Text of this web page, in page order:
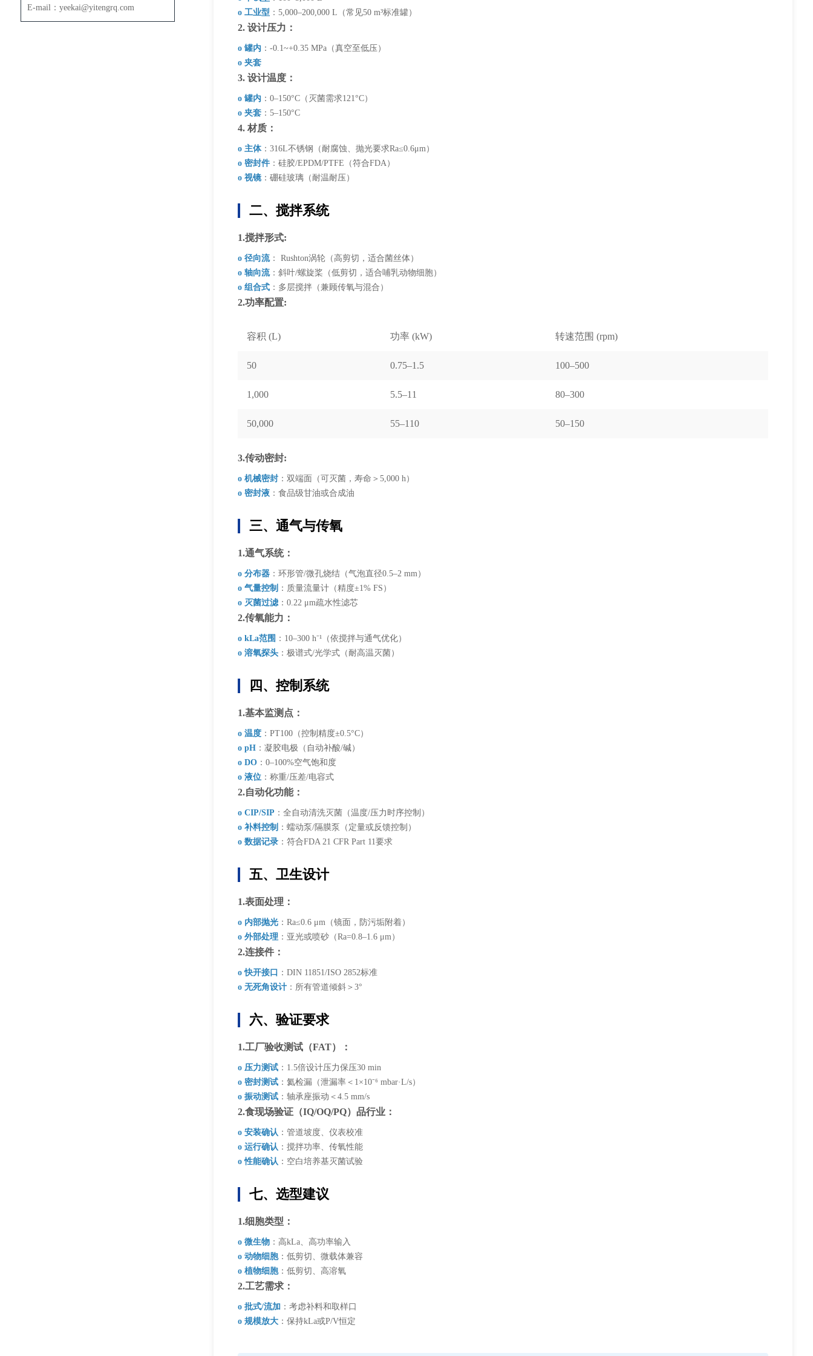
E-mail：yeekai@yitengrq.com
o 工业型 ：5,000–200,000 L（常见50 m³标准罐）
2. 设计压力：
o 罐内：-0.1~+0.35 MPa（真空至低压）
o 夹套
3. 设计温度：
o 罐内：0–150°C（灭菌需求121°C）
o 夹套：5–150°C
4. 材质：
o 主体：316L不锈钢（耐腐蚀、抛光要求Ra≤0.6μm）
o 密封件：硅胶/EPDM/PTFE（符合FDA）
o 视镜：硼硅玻璃（耐温耐压）
二、搅拌系统
1.搅拌形式:
o 径向流： Rushton涡轮（高剪切，适合菌丝体）
o 轴向流：斜叶/螺旋桨（低剪切，适合哺乳动物细胞）
o 组合式：多层搅拌（兼顾传氧与混合）
2.功率配置:
容积 (L) 功率 (kW) 转速范围 (rpm)
50 0.75–1.5 100–500
1,000 5.5–11 80–300
50,000 55–110 50–150
3.传动密封:
o 机械密封：双端面（可灭菌，寿命＞5,000 h）
o 密封液：食品级甘油或合成油
三、通气与传氧
1.通气系统：
o 分布器：环形管/微孔烧结（气泡直径0.5–2 mm）
o 气量控制 ：质量流量计（精度±1% FS）
o 灭菌过滤：0.22 μm疏水性滤芯
2.传氧能力：
o kLa范围 ：10–300 h⁻¹（依搅拌与通气优化）
o 溶氧探头：极谱式/光学式（耐高温灭菌）
四、控制系统
1.基本监测点：
o 温度：PT100（控制精度±0.5°C）
o pH：凝胶电极（自动补酸/碱）
o DO：0–100%空气饱和度
o 液位：称重/压差/电容式
2.自动化功能：
o CIP/SIP ：全自动清洗灭菌（温度/压力时序控制）
o 补料控制 ：蠕动泵/隔膜泵（定量或反馈控制）
o 数据记录：符合FDA 21 CFR Part 11要求
五、卫生设计
1.表面处理：
o 内部抛光：Ra≤0.6 μm（镜面，防污垢附着）
o 外部处理：亚光或喷砂（Ra=0.8–1.6 μm）
2.连接件：
o 快开接口 ：DIN 11851/ISO 2852标准
o 无死角设计：所有管道倾斜＞3°
六、验证要求
1.工厂验收测试（FAT）：
o 压力测试：1.5倍设计压力保压30 min
o 密封测试：氦检漏（泄漏率＜1×10⁻⁶ mbar·L/s）
o 振动测试：轴承座振动＜4.5 mm/s
2.食现场验证（IQ/OQ/PQ）品行业：
o 安装确认 ：管道坡度、仪表校准
o 运行确认 ：搅拌功率、传氧性能
o 性能确认 ：空白培养基灭菌试验
七、选型建议
1.细胞类型：
o 微生物：高kLa、高功率输入
o 动物细胞：低剪切、微载体兼容
o 植物细胞：低剪切、高溶氧
2.工艺需求：
o 批式/流加 ：考虑补料和取样口
o 规模放大：保持kLa或P/V恒定